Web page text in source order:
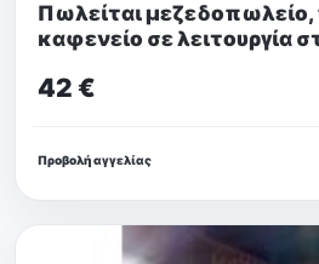
Πωλείται
καφενείο σε λειτουργία
42 €
Προβολή αγγελίας